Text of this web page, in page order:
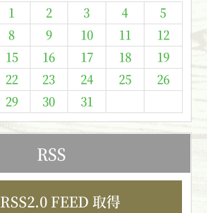
1
2 3 4
5
8 9 10 11
12
15 16 17 18
19
22 23 24 25
26
29 30 31
RSS
RSS2.0 FEED 取得